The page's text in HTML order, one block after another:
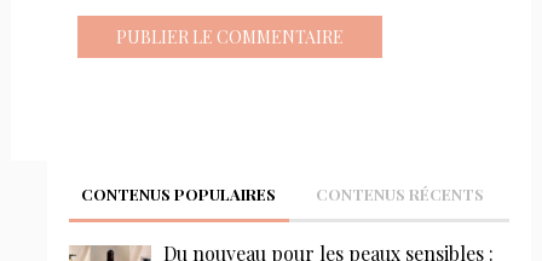
CONTENUS POPULAIRES CONTENUS RÉCENTS
Du nouveau pour les peaux sensibles :